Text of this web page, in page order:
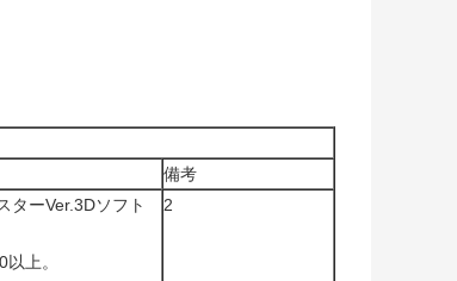
備考
ターVer.3Dソフト
上。
2